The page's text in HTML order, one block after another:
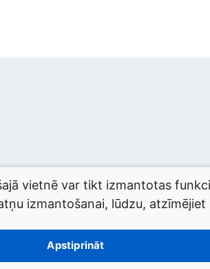
vietnē var tikt izmantotas
izmantošanai, lūdzu, atzīmējiet
Apstiprināt